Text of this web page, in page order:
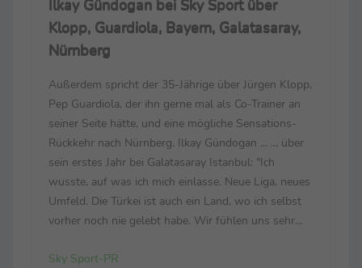
Ilkay Gündogan bei Sky Sport über
Klopp, Guardiola, Bayern, Galatasaray,
Nürnberg
Außerdem spricht der 35-Jährige über Jürgen Klopp,
Pep Guardiola, der ihn gerne mal als Co-Trainer an
seiner Seite hätte, und eine mögliche Sensations-
Rückkehr nach Nürnberg. Ilkay Gündogan ... ... über
sein erstes Jahr bei Galatasaray Istanbul: "Ich
wusste, auf was ich mich einlasse. Neue Liga, neues
Umfeld. Die Türkei ist auch ein Land, wo ich selbst
vorher noch nie gelebt habe. Wir fühlen uns sehr
hat ein enormes Potenzial, ...
Sky Sport-PR